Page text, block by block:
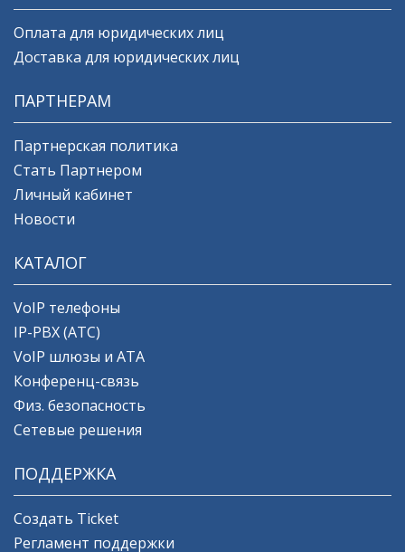
Оплата для юридических лиц
Доставка для юридических лиц
ПАРТНЕРАМ
Партнерская политика
Стать Партнером
Личный кабинет
Новости
КАТАЛОГ
VoIP телефоны
IP-PBX (АТС)
VoIP шлюзы и ATA
Конференц-связь
Физ. безопасность
Сетевые решения
ПОДДЕРЖКА
Создать Ticket
Регламент поддержки